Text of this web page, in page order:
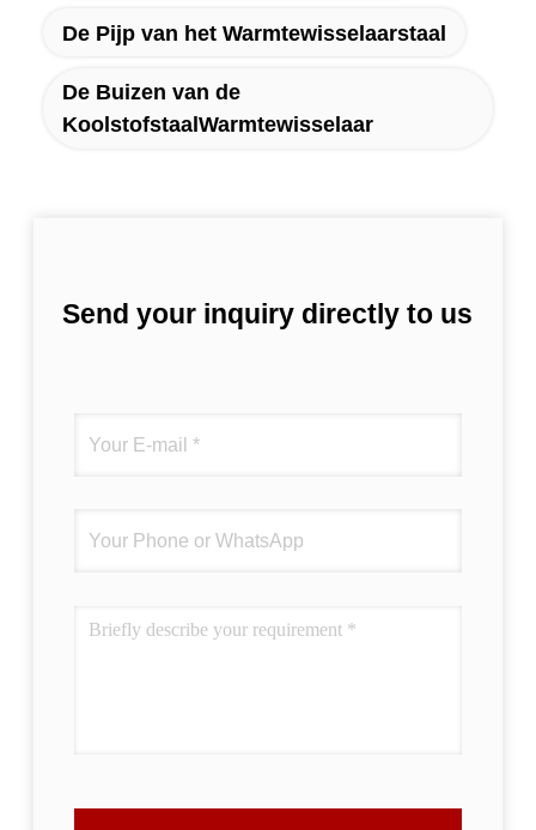
De Pijp van het Warmtewisselaarstaal
De Buizen van de
KoolstofstaalWarmtewisselaar
Send your inquiry directly to us